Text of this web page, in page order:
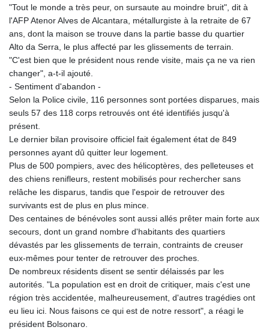
JMD 183.057725
JOD 0.819746
JPY 182.445186
KES 149.158147
KGS 101.104505
KRW 1627.677557
KWD 0.356853
KZT 540.233287
LAK 26025.676609
LBP
103223.017367
LKR 386.635196
LRD 208.057415
LSL 18.726567
LTL 3.413768
LVL 0.699335
LYD 7.331909
MAD 10.743067
MDL 20.044751
MGA 4918.938878
MKD 61.524236
"Tout le monde a très peur, on sursaute au moindre bruit", dit à
l'AFP Atenor Alves de Alcantara, métallurgiste à la retraite de 67
ans, dont la maison se trouve dans la partie basse du quartier
Alto da Serra, le plus affecté par les glissements de terrain.
"C'est bien que le président nous rende visite, mais ça ne va rien
changer", a-t-il ajouté.
- Sentiment d'abandon -
Selon la Police civile, 116 personnes sont portées disparues, mais
seuls 57 des 118 corps retrouvés ont été identifiés jusqu'à
présent.
Le dernier bilan provisoire officiel fait également état de 849
personnes ayant dû quitter leur logement.
Plus de 500 pompiers, avec des hélicoptères, des pelleteuses et
des chiens renifleurs, restent mobilisés pour rechercher sans
relâche les disparus, tandis que l'espoir de retrouver des
survivants est de plus en plus mince.
Des centaines de bénévoles sont aussi allés prêter main forte aux
secours, dont un grand nombre d'habitants des quartiers
dévastés par les glissements de terrain, contraints de creuser
eux-mêmes pour tenter de retrouver des proches.
De nombreux résidents disent se sentir délaissés par les
autorités. "La population est en droit de critiquer, mais c'est une
région très accidentée, malheureusement, d'autres tragédies ont
eu lieu ici. Nous faisons ce qui est de notre ressort", a réagi le
président Bolsonaro.